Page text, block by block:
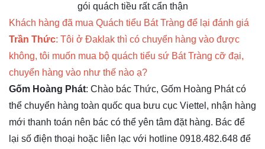
gói quách tiều rất cẩn thận
Khách hàng đã mua Quách tiểu Bát Tràng để lại đánh giá
Trần Thức: Tôi ở Đaklak thì có chuyển hàng vào được
không, tôi muốn mua bộ quách tiểu sứ Bát Tràng cỡ đại,
chuyển hàng vào như thế nào ạ?
Gốm Hoàng Phát: Chào bác Thức, Gốm Hoàng Phát có
thể chuyển hàng toàn quốc qua bưu cục Viettel, nhận hàng
mới thanh toán nên bác có thể yên tâm đặt hàng. Bác để
lại số điện thoại hoặc liên lạc với hotline 0918.482.648 để